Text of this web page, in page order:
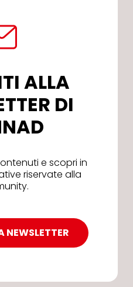
ALLA
DI
e scopri in
riservate alla
NEWSLETTER